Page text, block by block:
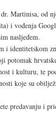
Martinisa, od
i vođenja
nasljeđem.
i identitetskom
potomak
i kulturu, te
koje su
predavanju i